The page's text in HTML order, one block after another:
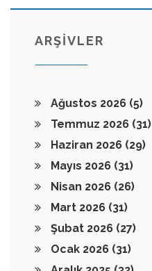
ARŞİVLER
Ağustos 2026 (5)
Temmuz 2026 (31)
Haziran 2026 (29)
Mayıs 2026 (31)
Nisan 2026 (26)
Mart 2026 (31)
Şubat 2026 (27)
Ocak 2026 (31)